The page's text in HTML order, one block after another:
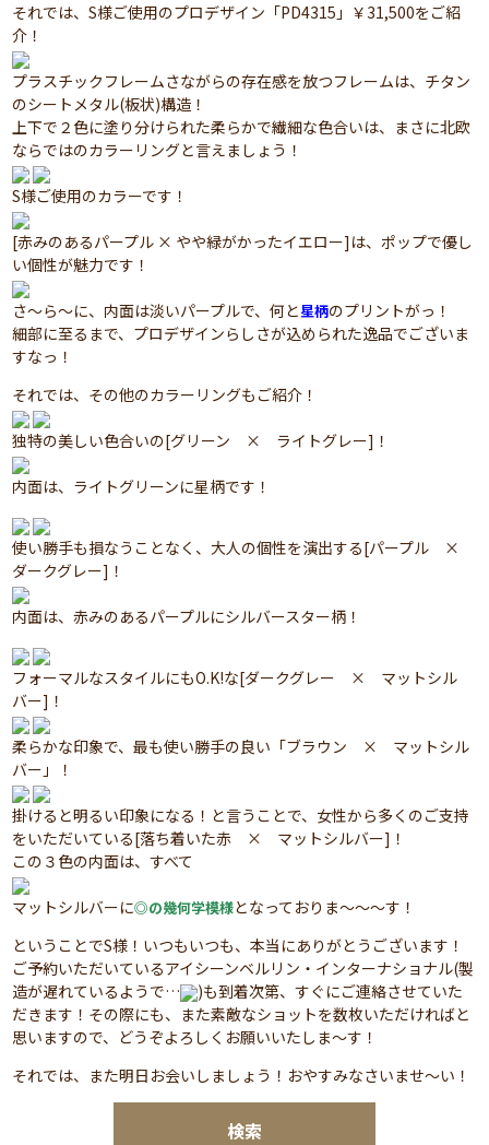
検索
それでは、S様ご使用のプロデザイン「PD4315」￥31,500をご紹
介！
プラスチックフレームさながらの存在感を放つフレームは、チタン
のシートメタル(板状)構造！
上下で２色に塗り分けられた柔らかで繊細な色合いは、まさに北欧
ならではのカラーリングと言えましょう！
S様ご使用のカラーです！
[赤みのあるパープル × やや緑がかったイエロー]は、ポップで優し
い個性が魅力です！
さ～ら～に、内面は淡いパープルで、何と星柄のプリントがっ！
細部に至るまで、プロデザインらしさが込められた逸品でございま
すなっ！
それでは、その他のカラーリングもご紹介！
独特の美しい色合いの[グリーン × ライトグレー]！
内面は、ライトグリーンに星柄です！
使い勝手も損なうことなく、大人の個性を演出する[パープル ×
ダークグレー]！
内面は、赤みのあるパープルにシルバースター柄！
フォーマルなスタイルにもO.K!な[ダークグレー × マットシル
バー]！
柔らかな印象で、最も使い勝手の良い「ブラウン × マットシル
バー」！
掛けると明るい印象になる！と言うことで、女性から多くのご支持
をいただいている[落ち着いた赤 × マットシルバー]！
この３色の内面は、すべて
マットシルバーに◎の幾何学模様となっておりま～～～す！
ということでS様！いつもいつも、本当にありがとうございます！
ご予約いただいているアイシーンベルリン・インターナショナル(製
造が遅れているようで…
)も到着次第、すぐにご連絡させていた
だきます！その際にも、また素敵なショットを数枚いただければと
思いますので、どうぞよろしくお願いいたしま～す！
それでは、また明日お会いしましょう！おやすみなさいませ～い！